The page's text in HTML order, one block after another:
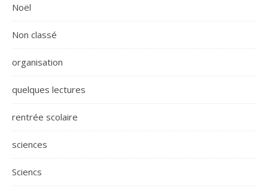
Noël
Non classé
organisation
quelques lectures
rentrée scolaire
sciences
Sciencs